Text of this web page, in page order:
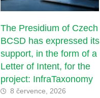
The Presidium of Czech
BCSD has expressed its
support, in the form of a
Letter of Intent, for the
project: InfraTaxonomy
8 července, 2026